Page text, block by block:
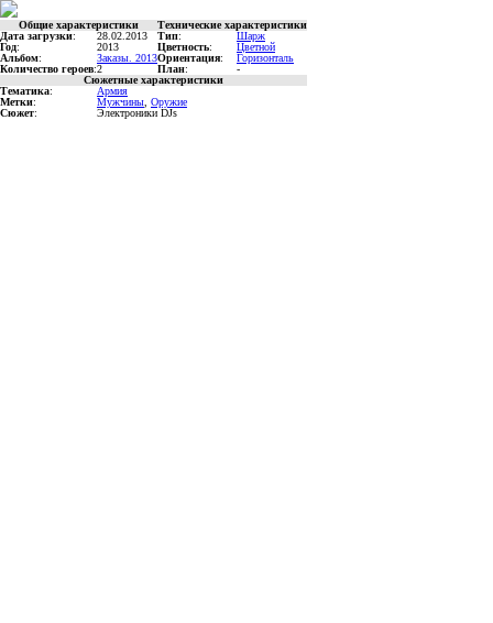
Общие характеристики
Технические характеристики
Дата загрузки: 28.02.2013 Тип:
Шарж
Год: 2013 Цветность:
Цветной
Альбом: Заказы. 2013Ориентация:
Горизонталь
Количество героев:2 План:
-
Сюжетные характеристики
Тематика:
Армия
Метки: Мужчины Оружие
Сюжет: Электроники DJs